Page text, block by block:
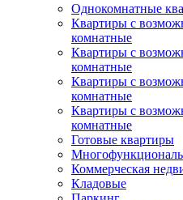
Однокомнатные
Квартиры с
комнатные
Квартиры с
комнатные
Квартиры с
комнатные
Квартиры с
комнатные
Готовые квартиры
Коммерческая
Кладовые